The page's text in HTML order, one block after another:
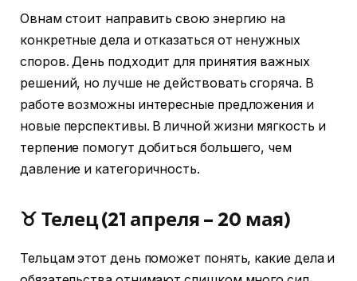
Овнам стоит направить свою энергию на
конкретные дела и отказаться от ненужных
споров. День подходит для принятия важных
решений, но лучше не действовать сгоряча. В
работе возможны интересные предложения и
новые перспективы. В личной жизни мягкость и
терпение помогут добиться большего, чем
давление и категоричность.
♉ Телец (21 апреля – 20 мая)
Тельцам этот день поможет понять, какие дела и